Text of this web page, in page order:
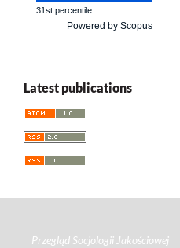
31st percentile
Powered by Scopus
Latest publications
Przegląd Socjologii Jakościowej